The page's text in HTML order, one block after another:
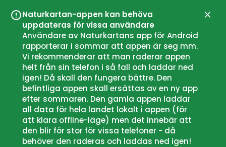
Naturkartan-appen kan behöva
uppdateras för vissa användare
Användare av Naturkartans app för Android
rapporterar i sommar att appen är seg mm.
Vi rekommenderar att man raderar appen
helt från sin telefon i så fall och laddar ned
igen! Då skall den fungera bättre. Den
befintliga appen skall ersättas av en ny app
efter sommaren. Den gamla appen laddar
all data för hela landet lokalt i appen (för
att klara offline-läge) men det innebär att
den blir för stor för vissa telefoner - då
behöver den raderas och laddas ned igen!